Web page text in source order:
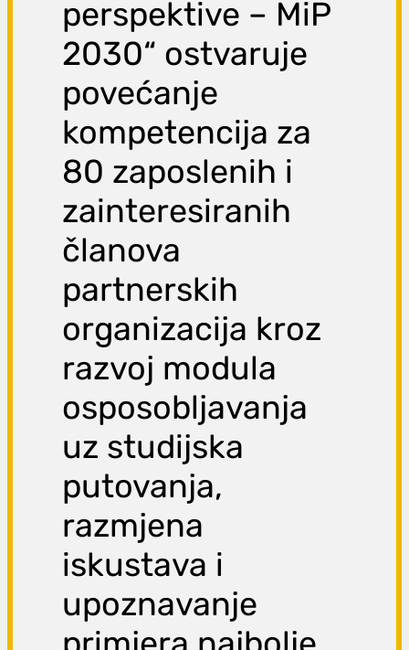
perspektive – MiP
2030“ ostvaruje
povećanje
kompetencija za
80 zaposlenih i
zainteresiranih
članova
partnerskih
organizacija kroz
razvoj modula
osposobljavanja
uz studijska
putovanja,
razmjena
iskustava i
upoznavanje